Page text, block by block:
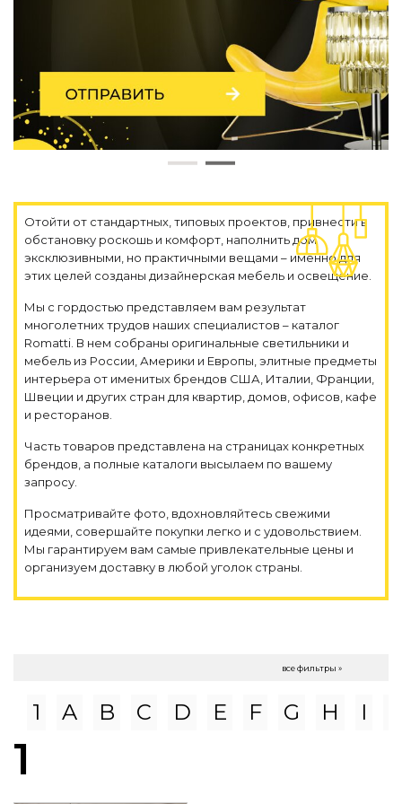
Техническое и архитектурное освещение
Ретро электрика
Творческая мастерская (латунь, медь)
Ландшафтное освещение
Коллекции освещения
ALEBASTRO — Alebastr
RAY — Architectural
KOBO — Scandinavian
Все коллекции освещения
По стилям
Современный
Винтаж
Органик модерн
Хрусталь
Контемпорари
Мебель
Стулья
Столы и столики
Мягкая мебель
Производство мебели на заказ Romatti
Мебель для ванной
Отойти от стандартных, типовых проектов, привнести в
обстановку роскошь и комфорт, наполнить дом
эксклюзивными, но практичными вещами – именно для
этих целей созданы дизайнерская мебель и освещение.
Мы с гордостью представляем вам результат
многолетних трудов наших специалистов – каталог
Romatti. В нем собраны оригинальные светильники и
мебель из России, Америки и Европы, элитные предметы
интерьера от именитых брендов США, Италии, Франции,
Швеции и других стран для квартир, домов, офисов, кафе
и ресторанов.
Часть товаров представлена на страницах конкретных
брендов, а полные каталоги высылаем по вашему
запросу.
Просматривайте фото, вдохновляйтесь свежими
идеями, совершайте покупки легко и с удовольствием.
Мы гарантируем вам самые привлекательные цены и
организуем доставку в любой уголок страны.
все фильтры »
1
1 A B C D E F G H I